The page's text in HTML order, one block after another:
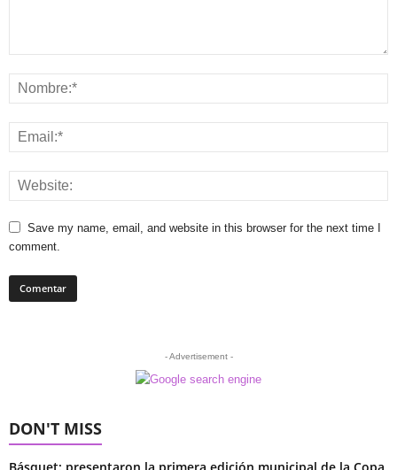
Save my name, email, and website in this browser for the next time I
comment.
- Advertisement -
DON'T MISS